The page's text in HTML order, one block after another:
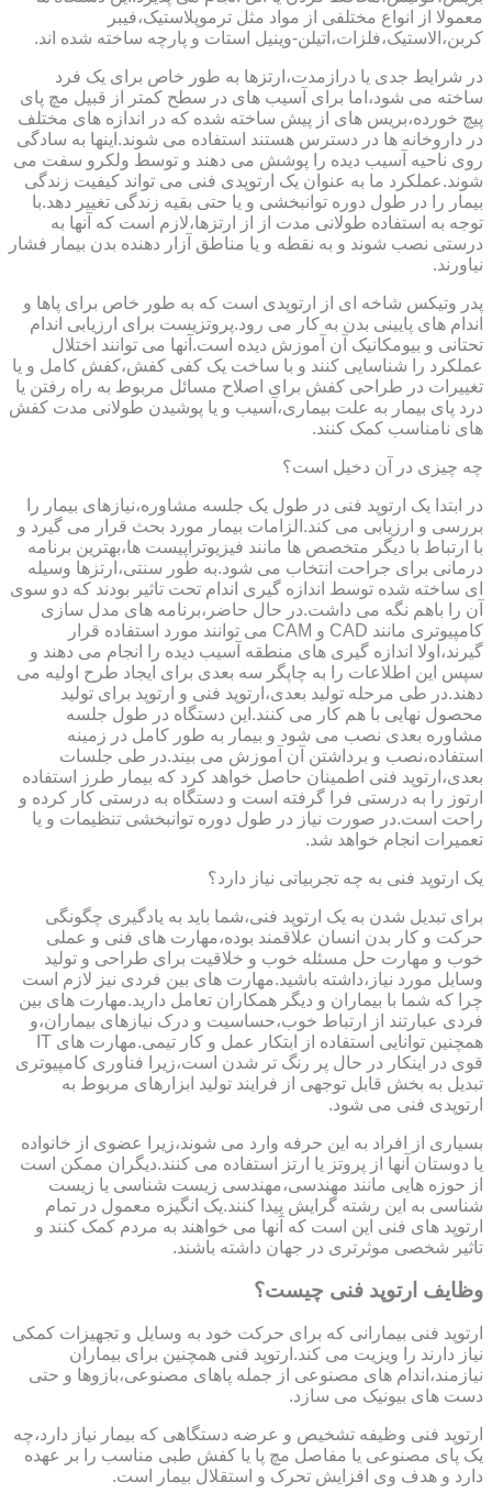
معمولا از انواع مختلفی از مواد مثل ترموپلاستیک،فیبر
کربن،الاستیک،فلزات،اتیلن-وینیل استات و پارچه ساخته شده اند.
در شرایط جدی یا درازمدت،ارتزها به طور خاص برای یک فرد
ساخته می شود،اما برای آسیب های در سطح کمتر از قبیل مچ پای
پیچ خورده،بریس های از پیش ساخته شده که در اندازه های مختلف
در داروخانه ها در دسترس هستند استفاده می شوند.اینها به سادگی
روی ناحیه آسیب دیده را پوشش می دهند و توسط ولکرو سفت می
شوند.عملکرد ما به عنوان یک ارتوپدی فنی می تواند کیفیت زندگی
بیمار را در طول دوره توانبخشی و یا حتی بقیه زندگی تغییر دهد.با
توجه به استفاده طولانی مدت از از ارتزها،لازم است که آنها به
درستی نصب شوند و به نقطه و یا مناطق آزار دهنده بدن بیمار فشار
نیاورند.
پدر وتیکس شاخه ای از ارتوپدی است که به طور خاص برای پاها و
اندام های پایینی بدن به کار می رود.پروتزیست برای ارزیابی اندام
تحتانی و بیومکانیک آن آموزش دیده است.آنها می توانند اختلال
عملکرد را شناسایی کنند و با ساخت یک کفی کفش،کفش کامل و یا
تغییرات در طراحی کفش برای اصلاح مسائل مربوط به راه رفتن یا
درد پای بیمار به علت بیماری،آسیب و یا پوشیدن طولانی مدت کفش
های نامناسب کمک کنند.
چه چیزی در آن دخیل است؟
در ابتدا یک ارتوپد فنی در طول یک جلسه مشاوره،نیازهای بیمار را
بررسی و ارزیابی می کند.الزامات بیمار مورد بحث قرار می گیرد و
با ارتباط با دیگر متخصص ها مانند فیزیوتراپیست ها،بهترین برنامه
درمانی برای جراحت انتخاب می شود.به طور سنتی،ارتزها وسیله
ای ساخته شده توسط اندازه گیری اندام تحت تاثیر بودند که دو سوی
آن را باهم نگه می داشت.در حال حاضر،برنامه های مدل سازی
کامپیوتری مانند CAD و CAM می توانند مورد استفاده قرار
گیرند،اولا اندازه گیری های منطقه آسیب دیده را انجام می دهند و
سپس این اطلاعات را به چاپگر سه بعدی برای ایجاد طرح اولیه می
دهند.در طی مرحله تولید بعدی،ارتوپد فنی و ارتوپد برای تولید
محصول نهایی با هم کار می کنند.این دستگاه در طول جلسه
مشاوره بعدی نصب می شود و بیمار به طور کامل در زمینه
استفاده،نصب و برداشتن آن آموزش می بیند.در طی جلسات
بعدی،ارتوپد فنی اطمینان حاصل خواهد کرد که بیمار طرز استفاده
ارتوز را به درستی فرا گرفته است و دستگاه به درستی کار کرده و
راحت است.در صورت نیاز در طول دوره توانبخشی تنظیمات و یا
تعمیرات انجام خواهد شد.
یک ارتوپد فنی به چه تجربیاتی نیاز دارد؟
برای تبدیل شدن به یک ارتوپد فنی،شما باید به یادگیری چگونگی
حرکت و کار بدن انسان علاقمند بوده،مهارت های فنی و عملی
خوب و مهارت حل مسئله خوب و خلاقیت برای طراحی و تولید
وسایل مورد نیاز،داشته باشید.مهارت های بین فردی نیز لازم است
چرا که شما با بیماران و دیگر همکاران تعامل دارید.مهارت های بین
فردی عبارتند از ارتباط خوب،حساسیت و درک نیازهای بیماران،و
همچنین توانایی استفاده از ابتکار عمل و کار تیمی.مهارت های IT
قوی در اینکار در حال پر رنگ تر شدن است،زیرا فناوری کامپیوتری
تبدیل به بخش قابل توجهی از فرایند تولید ابزارهای مربوط به
ارتوپدی فنی می شود.
بسیاری از افراد به این حرفه وارد می شوند،زیرا عضوی از خانواده
یا دوستان آنها از پروتز یا ارتز استفاده می کنند.دیگران ممکن است
از حوزه هایی مانند مهندسی،مهندسی زیست شناسی یا زیست
شناسی به این رشته گرایش پیدا کنند.یک انگیزه معمول در تمام
ارتوپد های فنی این است که آنها می خواهند به مردم کمک کنند و
تاثیر شخصی موثرتری در جهان داشته باشند.
وظایف ارتوپد فنی چیست؟
ارتوپد فنی بیمارانی که برای حرکت خود به وسایل و تجهیزات کمکی
نیاز دارند را ویزیت می کند.ارتوپد فنی همچنین برای بیماران
نیازمند،اندام های مصنوعی از جمله پاهای مصنوعی،بازوها و حتی
دست های بیونیک می سازد.
ارتوپد فنی وظیفه تشخیص و عرضه دستگاهی که بیمار نیاز دارد،چه
یک پای مصنوعی یا مفاصل مچ پا یا کفش طبی مناسب را بر عهده
دارد و هدف وی افزایش تحرک و استقلال بیمار است.